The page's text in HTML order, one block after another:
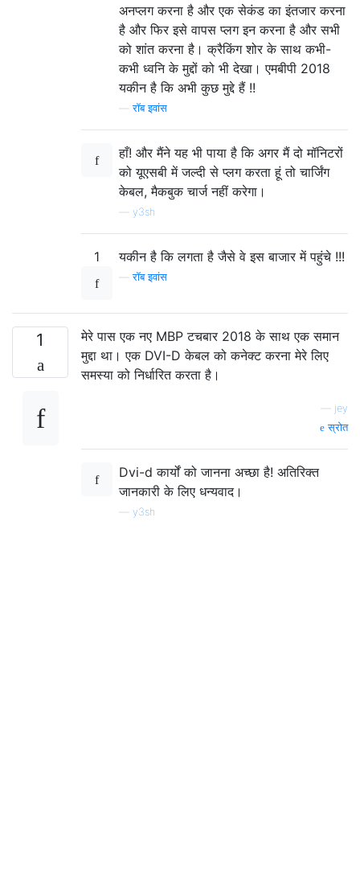
अनप्लग करना है और एक सेकंड का इंतजार करना
है और फिर इसे वापस प्लग इन करना है और सभी
को शांत करना है। क्रैकिंग शोर के साथ कभी-
कभी ध्वनि के मुद्दों को भी देखा। एमबीपी 2018
यकीन है कि अभी कुछ मुद्दे हैं !!
—रॉब इवांस
हाँ! और मैंने यह भी पाया है कि अगर मैं दो मॉनिटरों
को यूएसबी में जल्दी से प्लग करता हूं तो चार्जिंग
केबल, मैकबुक चार्ज नहीं करेगा।
y3sh
1 यकीन है कि लगता है जैसे वे इस बाजार में पहुंचे !!!
—रॉब इवांस
1
मेरे पास एक नए MBP टचबार 2018 के साथ एक समान
मुद्दा था। एक DVI-D केबल को कनेक्ट करना मेरे लिए
समस्या को निर्धारित करता है।
jey
स्रोत
Dvi-d कार्यों को जानना अच्छा है! अतिरिक्त
जानकारी के लिए धन्यवाद।
y3sh